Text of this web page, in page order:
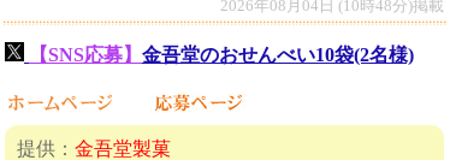
2026年08月04日 (10時48分)掲載
【SNS応募】 金吾堂のおせんべい10袋(2名様)
提供： 金吾堂製菓